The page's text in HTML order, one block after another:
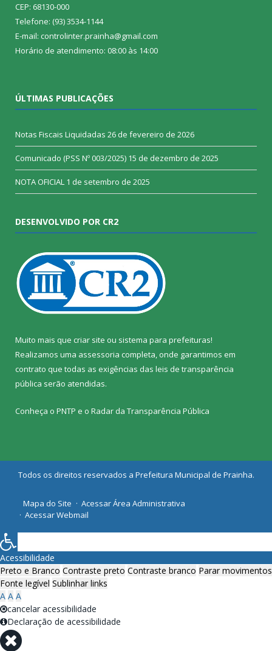
CEP: 68130-000
Telefone: (93) 3534-1144
E-mail: controlinter.prainha@gmail.com
Horário de atendimento: 08:00 às 14:00
ÚLTIMAS PUBLICAÇÕES
Notas Fiscais Liquidadas 26 de fevereiro de 2026
Comunicado (PSS Nº 003/2025) 15 de dezembro de 2025
NOTA OFICIAL 1 de setembro de 2025
DESENVOLVIDO POR CR2
Muito mais que criar site ou sistema para prefeituras!
Realizamos uma assessoria completa, onde garantimos em
contrato que todas as exigências das leis de transparência
pública serão atendidas.
Conheça o PNTP e o Radar da Transparência Pública
Todos os direitos reservados a Prefeitura Municipal de Prainha.
Mapa do Site
Acessar Área Administrativa
Acessar Webmail
Acessibilidade
Preto e Branco Contraste preto Contraste branco Parar movimentos
Fonte legível Sublinhar links
A A A
cancelar acessibilidade
Declaração de acessibilidade